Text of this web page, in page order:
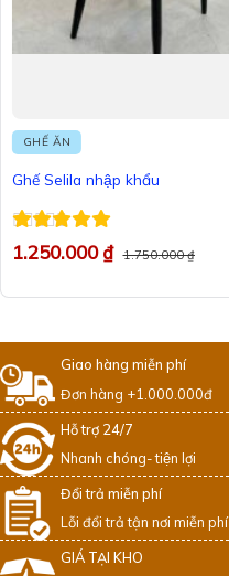
GHẾ ĂN
Ghế Selila nhập khẩu
Được xếp
hạng55 sao
1.250.000₫ 1.750.000₫
Giao hàng miễn phí
Đơn hàng +1.000.000đ
Hỗ trợ 24/7
Nhanh chóng- tiện lợi
Đổi trả miễn phí
Lỗi đổi trả tận nơi miễn phí
GIÁ TẠI KHO